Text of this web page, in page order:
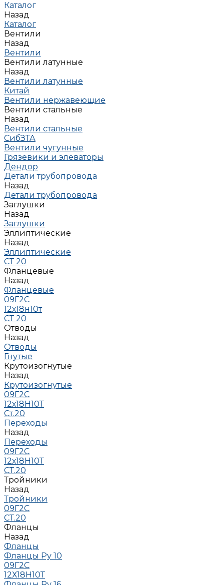
Каталог
Назад
Каталог
Вентили
Назад
Вентили
Вентили латунные
Назад
Вентили латунные
Китай
Вентили нержавеющие
Вентили стальные
Назад
Вентили стальные
СибЗТА
Вентили чугунные
Грязевики и элеваторы
Дендор
Детали трубопровода
Назад
Детали трубопровода
Заглушки
Назад
Заглушки
Эллиптические
Назад
Эллиптические
СТ 20
Фланцевые
Назад
Фланцевые
09Г2С
12х18н10т
СТ 20
Отводы
Назад
Отводы
Гнутые
Крутоизогнутые
Назад
Крутоизогнутые
09Г2С
12х18Н10Т
Ст.20
Переходы
Назад
Переходы
09Г2С
12х18Н10Т
СТ.20
Тройники
Назад
Тройники
09Г2С
СТ.20
Фланцы
Назад
Фланцы
Фланцы Ру 10
09Г2С
12Х18Н10Т